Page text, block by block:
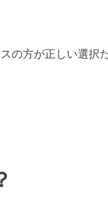
の方が正しい選択